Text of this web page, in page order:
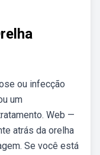
ou infecção
um
Web —
atrás da orelha
Se você está